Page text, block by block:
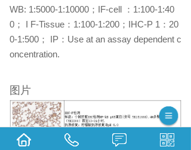
WB: 1:5000-1:10000 ； IF-cell ： 1:100-1:40
0 ； I F-Tissue ： 1:100-1:200 ； IHC-P 1 ： 20
0-1:500 ； IP ： Use at an assay dependent c
oncentration.
图片